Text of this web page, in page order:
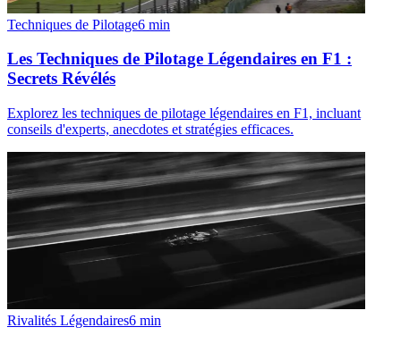
Techniques de Pilotage6 min
Les Techniques de Pilotage Légendaires en F1 :
Secrets Révélés
Explorez les techniques de pilotage légendaires en F1, incluant
conseils d'experts, anecdotes et stratégies efficaces.
Rivalités Légendaires6 min